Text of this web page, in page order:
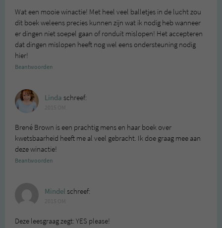
Wat een mooie winactie! Met heel veel balletjes in de lucht zou
dit boek weleens precies kunnen zijn wat ik nodig heb wanneer
er dingen niet soepel gaan of ronduit mislopen! Het accepteren
dat dingen mislopen heeft nog wel eens ondersteuning nodig
hier!
Beantwoorden
Linda schreef:
Brené Brown is een prachtig mens en haar boek over
kwetsbaarheid heeft me al veel gebracht. Ik doe graag mee aan
deze winactie!
Beantwoorden
Mindel schreef:
Deze leesgraag zegt: YES please!